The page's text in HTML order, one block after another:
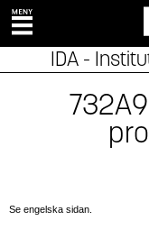
IDA -
Se engelska sidan.